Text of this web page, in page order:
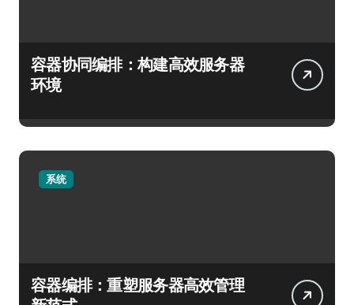
容器协同编排：构建高效服务器
环境
系统
容器编排：重塑服务器高效管理